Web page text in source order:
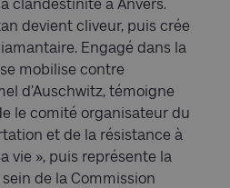
clandestinité à Anvers.
devient cliveur, puis crée
Engagé dans la
mobilise contre
d’Auschwitz, témoigne
le comité organisateur du
et de la résistance à
vie », puis représente la
de la Commission